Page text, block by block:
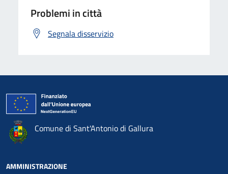
Problemi in città
Segnala disservizio
Comune di Sant'Antonio di Gallura
AMMINISTRAZIONE